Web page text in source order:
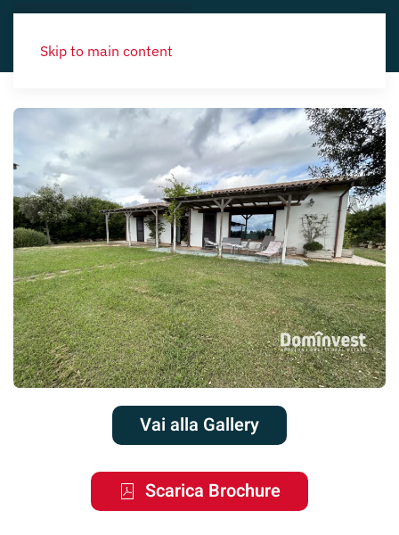
Skip to main content
Vai alla Gallery
Scarica Brochure